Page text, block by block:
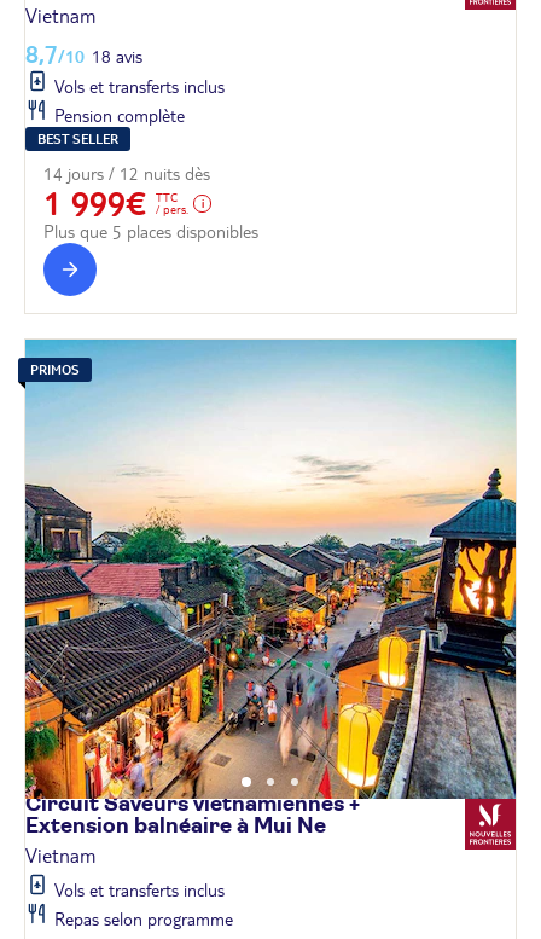
Vietnam
8,7/10 18 avis
Vols et transferts inclus
Pension complète
BEST SELLER
14 jours / 12 nuits dès
1 999€
TTC
/ pers.
Plus que 5 places disponibles
PRIMOS
Circuit Saveurs vietnamiennes +
Extension balnéaire à Mui Ne
Vietnam
Vols et transferts inclus
Repas selon programme